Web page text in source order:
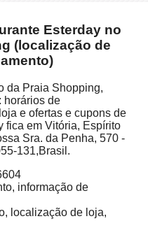
Esterday no
(localização de
da Praia Shopping,
horários de
e ofertas e cupons de
fica em Vitória, Espírito
Sra. da Penha, 570 -
131,Brasil.
informação de
localização de loja,